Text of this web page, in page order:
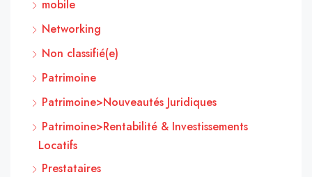
mobile
Networking
Non classifié(e)
Patrimoine
Patrimoine>Nouveautés Juridiques
Patrimoine>Rentabilité & Investissements
Locatifs
Prestataires